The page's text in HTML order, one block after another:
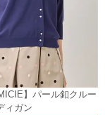
】パール釦クルー
ィガン